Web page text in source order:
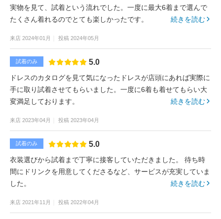
実物を見て、試着という流れでした。一度に最大6着まで選んで
たくさん着れるのでとても楽しかったです。
続きを読む
来店 2024年01月 投稿 2024年05月
試着のみ 5.0
ドレスのカタログを見て気になったドレスが店頭にあれば実際に
手に取り試着させてもらいました。一度に6着も着せてもらい大
変満足しております。
続きを読む
来店 2023年04月 投稿 2023年04月
試着のみ 5.0
衣装選びから試着まで丁寧に接客していただきました。 待ち時
間にドリンクを用意してくださるなど、サービスが充実していま
した。
続きを読む
来店 2021年11月 投稿 2022年04月